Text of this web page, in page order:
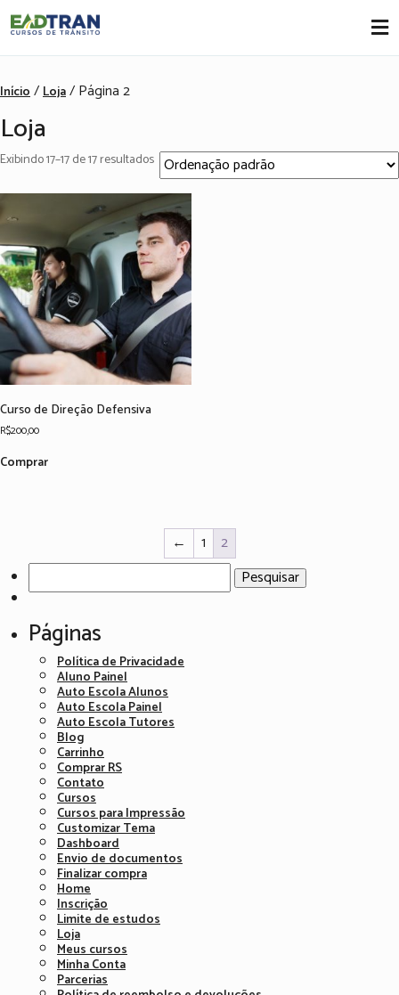
Eadtran
-
Início/Loja/ Página 2
Loja
Exibindo 17–17 de 17 resultados
Curso de Direção Defensiva
R$200,00
Comprar
← 1
2
Pesquisar
Páginas
Política de Privacidade
Aluno Painel
Auto Escola Alunos
Auto Escola Painel
Auto Escola Tutores
Blog
Carrinho
Comprar RS
Contato
Cursos
Cursos para Impressão
Customizar Tema
Dashboard
Envio de documentos
Finalizar compra
Home
Inscrição
Limite de estudos
Loja
Meus cursos
Minha Conta
Parcerias